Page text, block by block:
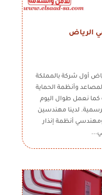
الرياض
أول شركة بالمملكة
وأنظمة الحماية
نعمل طوال اليوم
لدينا مهندسين
أنظمة إنذار